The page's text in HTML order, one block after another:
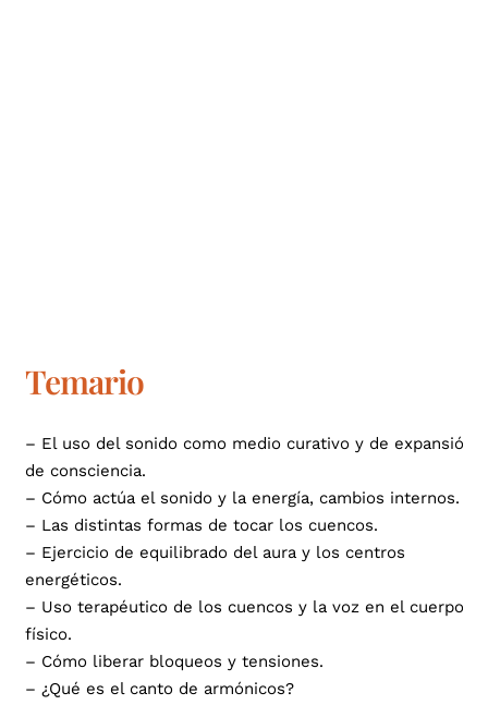
Temario
– El uso del sonido como medio curativo y de expansión
de consciencia.
– Cómo actúa el sonido y la energía, cambios internos.
– Las distintas formas de tocar los cuencos.
– Ejercicio de equilibrado del aura y los centros
energéticos.
– Uso terapéutico de los cuencos y la voz en el cuerpo
físico.
– Cómo liberar bloqueos y tensiones.
– ¿Qué es el canto de armónicos?